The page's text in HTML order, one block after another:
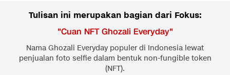
Tulisan ini merupakan bagian dari Fokus:
"Cuan NFT Ghozali Everyday"
Nama Ghozali Everyday populer di Indonesia lewat
penjualan foto selfie dalam bentuk non-fungible token
(NFT).